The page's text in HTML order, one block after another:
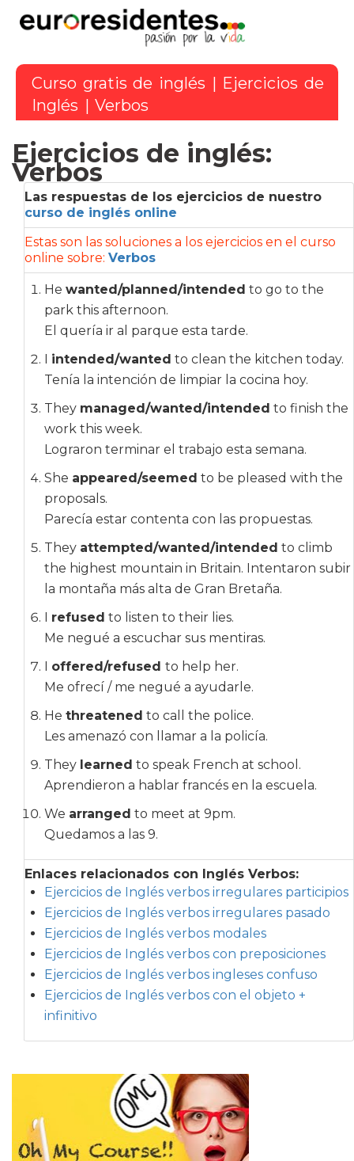
Curso gratis de inglés
Ejercicios de
Inglés
| Verbos
Ejercicios de inglés:
Verbos
Las respuestas de los ejercicios de nuestro
curso de inglés online
Estas son las soluciones a los ejercicios en el curso
online sobre: Verbos
He wanted/planned/intended to go to the
park this afternoon.
El quería ir al parque esta tarde.
intended/wanted to clean the kitchen today.
Tenía la intención de limpiar la cocina hoy.
They managed/wanted/intended to finish the
work this week.
Lograron terminar el trabajo esta semana.
She appeared/seemed to be pleased with the
proposals.
Parecía estar contenta con las propuestas.
They attempted/wanted/intended to climb
the highest mountain in Britain. Intentaron subir
la montaña más alta de Gran Bretaña.
refused to listen to their lies.
Me negué a escuchar sus mentiras.
offered/refused to help her.
Me ofrecí / me negué a ayudarle.
He threatened to call the police.
Les amenazó con llamar a la policía.
They learned to speak French at school.
Aprendieron a hablar francés en la escuela.
We arranged to meet at 9pm.
Quedamos a las 9.
Enlaces relacionados con Inglés Verbos:
Ejercicios de Inglés verbos irregulares participios
Ejercicios de Inglés verbos irregulares pasado
Ejercicios de Inglés verbos modales
Ejercicios de Inglés verbos con preposiciones
Ejercicios de Inglés verbos ingleses confuso
Ejercicios de Inglés verbos con el objeto +
infinitivo